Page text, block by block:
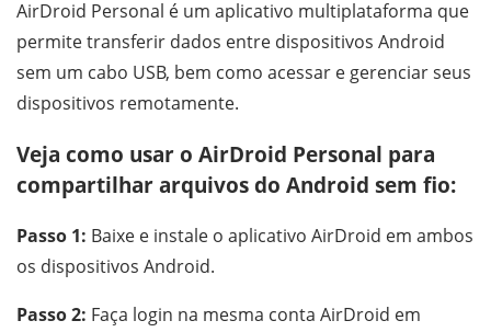
AirDroid Personal é um aplicativo multiplataforma que
permite transferir dados entre dispositivos Android
sem um cabo USB, bem como acessar e gerenciar seus
dispositivos remotamente.
Veja como usar o AirDroid Personal para
compartilhar arquivos do Android sem fio:
Passo 1: Baixe e instale o aplicativo AirDroid em ambos
os dispositivos Android.
Passo 2: Faça login na mesma conta AirDroid em